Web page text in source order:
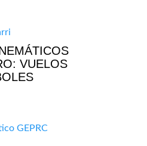
VUELOS